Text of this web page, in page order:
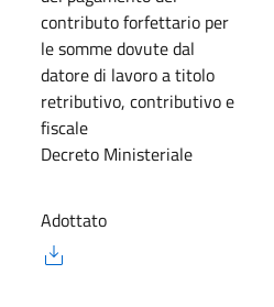
contributo forfettario per
le somme dovute dal
datore di lavoro a titolo
retributivo, contributivo e
fiscale
Decreto Ministeriale
Adottato